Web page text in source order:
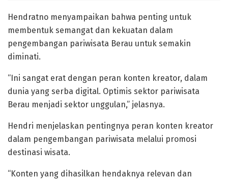
Hendratno menyampaikan bahwa penting untuk
membentuk semangat dan kekuatan dalam
pengembangan pariwisata Berau untuk semakin
diminati.
“Ini sangat erat dengan peran konten kreator, dalam
dunia yang serba digital. Optimis sektor pariwisata
Berau menjadi sektor unggulan,” jelasnya.
Hendri menjelaskan pentingnya peran konten kreator
dalam pengembangan pariwisata melalui promosi
destinasi wisata.
“Konten yang dihasilkan hendaknya relevan dan